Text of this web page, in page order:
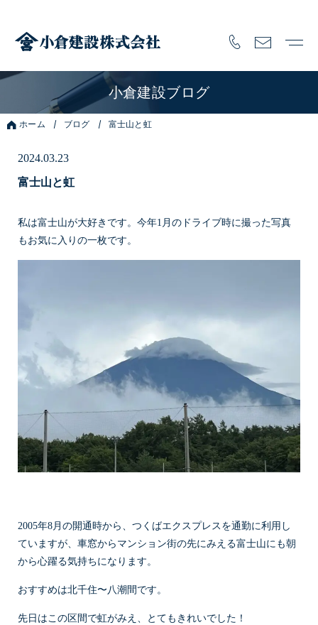
小倉建設ブログ
ホーム ブログ 富士山と虹
2024.03.23
富士山と虹
私は富士山が大好きです。今年1月のドライブ時に撮った写真
もお気に入りの一枚です。
2005年8月の開通時から、つくばエクスプレスを通勤に利用し
ていますが、車窓からマンション街の先にみえる富士山にも朝
から心躍る気持ちになります。
おすすめは北千住〜八潮間です。
先日はこの区間で虹がみえ、とてもきれいでした！